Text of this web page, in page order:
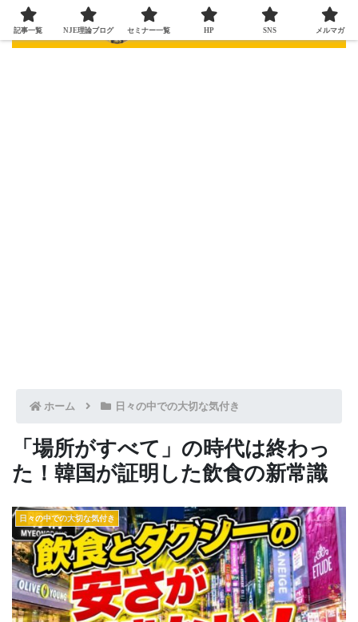
ホーム 日々の中での大切な気付き
「場所がすべて」の時代は終わっ
た！韓国が証明した飲食の新常識
日々の中での大切な気付き
記事一覧 NJE理論ブログ セミナー一覧 HP SNS メルマガ